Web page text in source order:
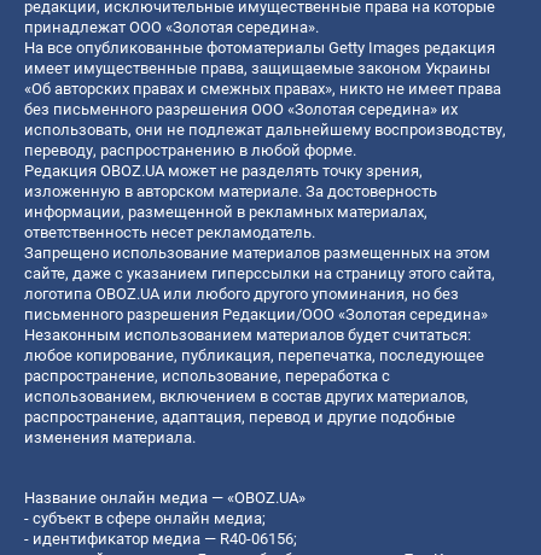
редакции, исключительные имущественные права на которые
принадлежат ООО «Золотая середина».
На все опубликованные фотоматериалы Getty Images редакция
имеет имущественные права, защищаемые законом Украины
«Об авторских правах и смежных правах», никто не имеет права
без письменного разрешения ООО «Золотая середина» их
использовать, они не подлежат дальнейшему воспроизводству,
переводу, распространению в любой форме.
Редакция OBOZ.UA может не разделять точку зрения,
изложенную в авторском материале. За достоверность
информации, размещенной в рекламных материалах,
ответственность несет рекламодатель.
Запрещено использование материалов размещенных на этом
сайте, даже с указанием гиперссылки на страницу этого сайта,
логотипа OBOZ.UA или любого другого упоминания, но без
письменного разрешения Редакции/ООО «Золотая середина»
Незаконным использованием материалов будет считаться:
любое копирование, публикация, перепечатка, последующее
распространение, использование, переработка с
использованием, включением в состав других материалов,
распространение, адаптация, перевод и другие подобные
изменения материала.
Название онлайн медиа — «OBOZ.UA»
- субъект в сфере онлайн медиа;
- идентификатор медиа — R40-06156;